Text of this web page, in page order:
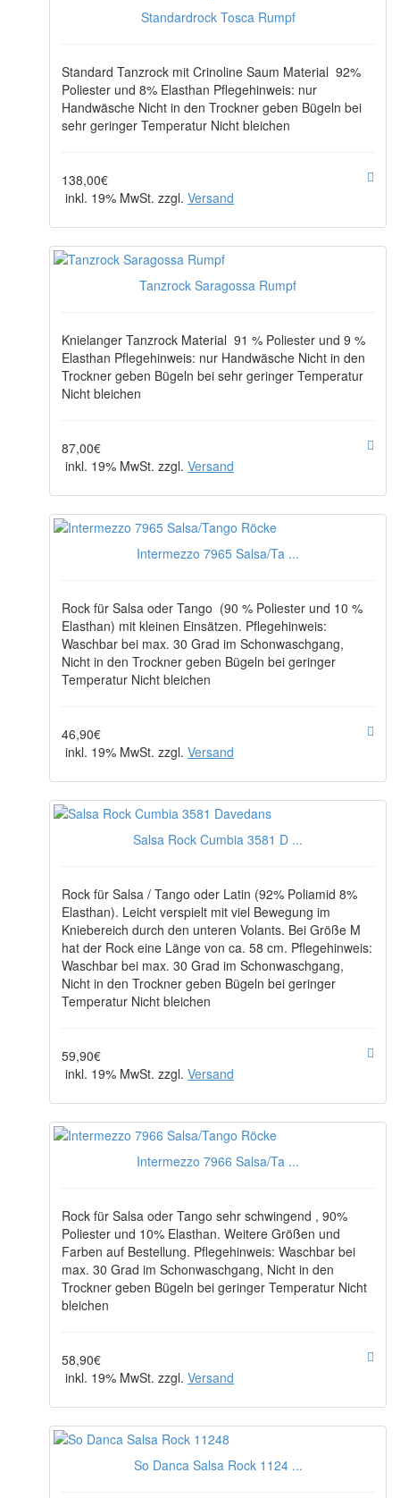
Standardrock Tosca Rumpf
Standard Tanzrock mit Crinoline Saum Material 92%
Poliester und 8% Elasthan Pflegehinweis: nur
Handwäsche Nicht in den Trockner geben Bügeln bei
sehr geringer Temperatur Nicht bleichen
138,00€
inkl. 19% MwSt. zzgl. Versand
Tanzrock Saragossa Rumpf
Knielanger Tanzrock Material 91 % Poliester und 9 %
Elasthan Pflegehinweis: nur Handwäsche Nicht in den
Trockner geben Bügeln bei sehr geringer Temperatur
Nicht bleichen
87,00€
inkl. 19% MwSt. zzgl. Versand
Intermezzo 7965 Salsa/Ta ...
Rock für Salsa oder Tango (90 % Poliester und 10 %
Elasthan) mit kleinen Einsätzen. Pflegehinweis:
Waschbar bei max. 30 Grad im Schonwaschgang,
Nicht in den Trockner geben Bügeln bei geringer
Temperatur Nicht bleichen
46,90€
inkl. 19% MwSt. zzgl. Versand
Salsa Rock Cumbia 3581 D ...
Rock für Salsa / Tango oder Latin (92% Poliamid 8%
Elasthan). Leicht verspielt mit viel Bewegung im
Kniebereich durch den unteren Volants. Bei Größe M
hat der Rock eine Länge von ca. 58 cm. Pflegehinweis:
Waschbar bei max. 30 Grad im Schonwaschgang,
Nicht in den Trockner geben Bügeln bei geringer
Temperatur Nicht bleichen
59,90€
inkl. 19% MwSt. zzgl. Versand
Intermezzo 7966 Salsa/Ta ...
Rock für Salsa oder Tango sehr schwingend , 90%
Poliester und 10% Elasthan. Weitere Größen und
Farben auf Bestellung. Pflegehinweis: Waschbar bei
max. 30 Grad im Schonwaschgang, Nicht in den
Trockner geben Bügeln bei geringer Temperatur Nicht
bleichen
58,90€
inkl. 19% MwSt. zzgl. Versand
So Danca Salsa Rock 1124 ...